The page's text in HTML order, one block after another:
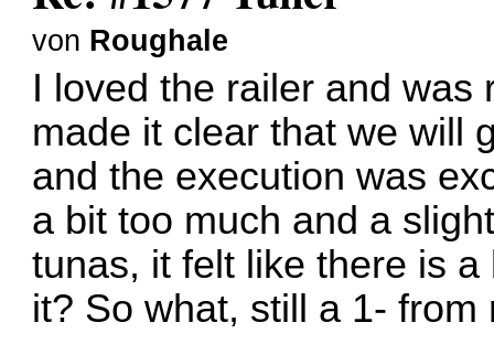
von Roughale
I loved the railer and was
made it clear that we will
and the execution was
a bit too much and a
tunas, it felt like there is
it? So what, still a 1- from